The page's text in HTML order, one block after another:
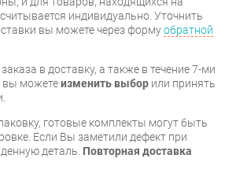
индивидуально. Уточнить
вы можете через формуобратной
в доставку, а также в течение 7-ми
вы можетеизменить выбор или принять
готовые комплекты могут быть
Если Вы заметили дефект при
деталь. Повторная доставка